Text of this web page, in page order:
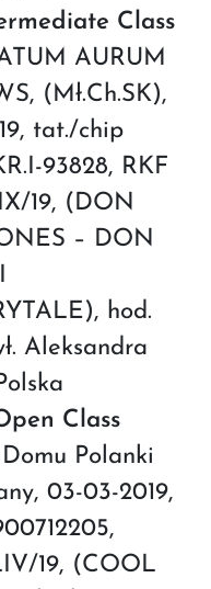
Class
AURUM
(Mł.Ch.SK),
tat./chip
93828, RKF
19, (DON
– DON
hod.
Aleksandra
Class
Polanki
03-03-2019,
19, (COOL